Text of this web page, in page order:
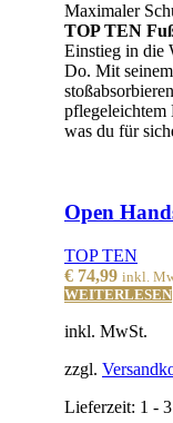
Maximaler
TOP TEN
Einstieg in die
Do. Mit
pflegeleichtem
was du für
Open
TOP TEN
€ 74,99 inkl.
WEITERLESEN
inkl. MwSt.
zzgl.
Lieferzeit: 1 -